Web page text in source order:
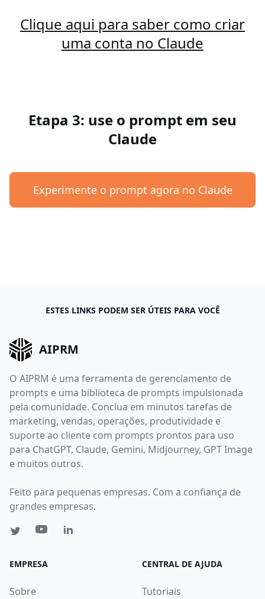
Clique aqui para saber como criar
uma conta no Claude
Etapa 3: use o prompt em seu
Claude
Experimente o prompt agora no Claude
ESTES LINKS PODEM SER ÚTEIS PARA VOCÊ
AIPRM
O AIPRM é uma ferramenta de gerenciamento de
prompts e uma biblioteca de prompts impulsionada
pela comunidade. Conclua em minutos tarefas de
marketing, vendas, operações, produtividade e
suporte ao cliente com prompts prontos para uso
para ChatGPT, Claude, Gemini, Midjourney, GPT Image
e muitos outros.
Feito para pequenas empresas. Com a confiança de
grandes empresas.
EMPRESA
Sobre
CENTRAL DE AJUDA
Tutoriais